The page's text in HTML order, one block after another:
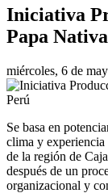
Iniciativa
Papa
miércoles, 6 de
Se basa en
clima y experiencia
de la región de
después de un
organizacional y